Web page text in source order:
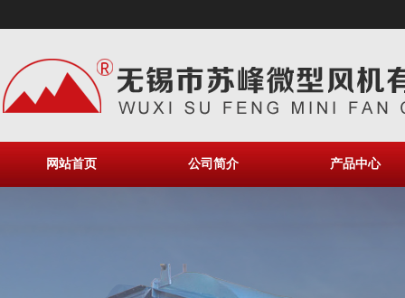
网站首页 公司简介 产品中心